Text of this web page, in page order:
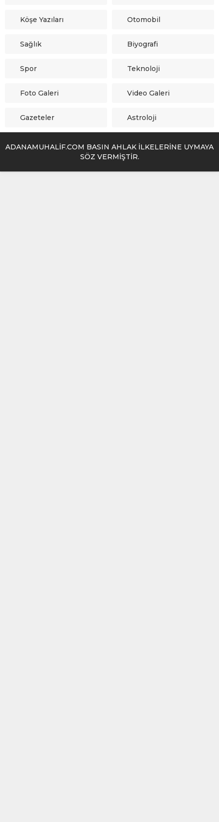
Köşe Yazıları Otomobil
Sağlık Biyografi
Spor Teknoloji
Foto Galeri Video Galeri
Gazeteler Astroloji
ADANAMUHALİF.COM BASIN AHLAK İLKELERİNE UYMAYA
SÖZ VERMİŞTİR.